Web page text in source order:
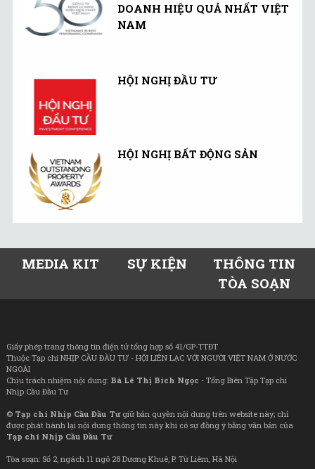
DOANH HIỆU QUẢ NHẤT VIỆT
NAM
HỘI NGHỊ ĐẦU TƯ
HỘI NGHỊ BẤT ĐỘNG SẢN
MEDIA KIT SỰ KIỆN
THÔNG TIN
TÒA SOẠN
Giấy phép trang thông tin điện tử tổng hợp số 41/GP-TTĐT
Thuộc Tạp chí NHỊP CẦU ĐẦU TƯ - HỘI LIÊN LẠC VỚI NGƯỜI VIỆT NAM Ở NƯỚC
NGOÀI
Chịu trách nhiệm nội dung: Bà Lê Thị Bích Ngọc - Tổng Biên Tập Tạp chí
Nhịp Cầu Đầu Tư
© Tạp chí Nhịp Cầu Đầu Tưgiữ bản quyền nội dung trên website này; chỉ
được phát hành lại nội dung thông tin này khi có sự đồng ý bằng văn bản của
Tạp chí Nhịp Cầu Đầu Tư
Tòa soạn: Số 2, ngách 11 ngõ 28 Dương Khuê, P. Từ Liêm, Hà Nội